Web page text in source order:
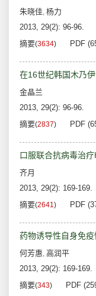
朱晓佳, 杨力
2013, 29(2): 96-96.
摘要(3634) PDF
在16世纪韩国木乃
金晶兰
2013, 29(2): 96-96.
摘要(2837) PDF
口服联合抗病毒治
齐月
2013, 29(2): 169-169.
摘要(2641) PDF
药物诱导性自身免
何芳惠, 高润平
2013, 29(2): 169-169.
摘要(343) PDF